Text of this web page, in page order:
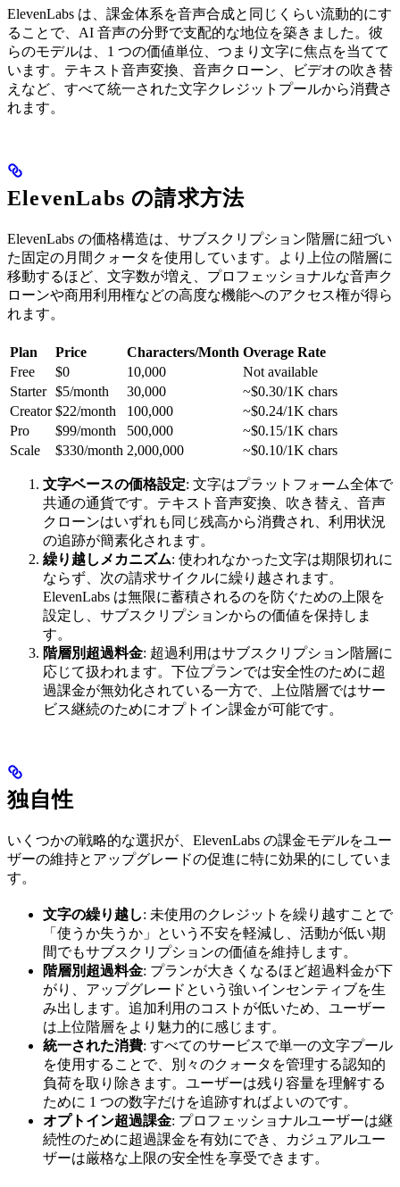
ElevenLabs は、課金体系を音声合成と同じくらい流動的にす
ることで、AI 音声の分野で支配的な地位を築きました。彼
らのモデルは、1 つの価値単位、つまり文字に焦点を当てて
います。テキスト音声変換、音声クローン、ビデオの吹き替
えなど、すべて統一された文字クレジットプールから消費さ
れます。
ElevenLabs の請求方法
ElevenLabs の価格構造は、サブスクリプション階層に紐づい
た固定の月間クォータを使用しています。より上位の階層に
移動するほど、文字数が増え、プロフェッショナルな音声ク
ローンや商用利用権などの高度な機能へのアクセス権が得ら
れます。
Plan Price Characters/Month Overage Rate
Free
$0 10,000
Not available
Starter $5/month 30,000
~$0.30/1K chars
Creator $22/month 100,000
~$0.24/1K chars
Pro
$99/month 500,000
~$0.15/1K chars
Scale
$330/month 2,000,000 ~$0.10/1K chars
文字ベースの価格設定: 文字はプラットフォーム全体で
共通の通貨です。テキスト音声変換、吹き替え、音声
クローンはいずれも同じ残高から消費され、利用状況
の追跡が簡素化されます。
繰り越しメカニズム: 使われなかった文字は期限切れに
ならず、次の請求サイクルに繰り越されます。
ElevenLabs は無限に蓄積されるのを防ぐための上限を
設定し、サブスクリプションからの価値を保持しま
す。
階層別超過料金: 超過利用はサブスクリプション階層に
応じて扱われます。下位プランでは安全性のために超
過課金が無効化されている一方で、上位階層ではサー
ビス継続のためにオプトイン課金が可能です。
独自性
いくつかの戦略的な選択が、ElevenLabs の課金モデルをユー
ザーの維持とアップグレードの促進に特に効果的にしていま
す。
文字の繰り越し: 未使用のクレジットを繰り越すことで
「使うか失うか」という不安を軽減し、活動が低い期
間でもサブスクリプションの価値を維持します。
階層別超過料金: プランが大きくなるほど超過料金が下
がり、アップグレードという強いインセンティブを生
み出します。追加利用のコストが低いため、ユーザー
は上位階層をより魅力的に感じます。
統一された消費: すべてのサービスで単一の文字プール
を使用することで、別々のクォータを管理する認知的
負荷を取り除きます。ユーザーは残り容量を理解する
ために 1 つの数字だけを追跡すればよいのです。
オプトイン超過課金: プロフェッショナルユーザーは継
続性のために超過課金を有効にでき、カジュアルユー
ザーは厳格な上限の安全性を享受できます。